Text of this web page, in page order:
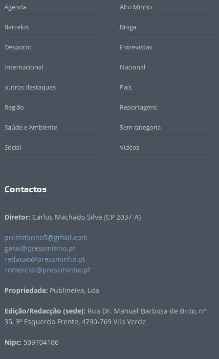
Agenda Alto Minho
Barcelos Braga
Desporto Entrevistas
Internacional Nacional
outros destaques País
Região Reportagens
Saúde e Ambiente Sem categoria
Social Vídeos
Contactos
Diretor: Carlos Machado Silva (CP 2037-A)
pressminho5@gmail.com
geral@pressminho.pt
redacao@pressminho.pt
comercial@pressminho.pt
Propriedade: Publineiva, Lda
Edição/Redacção (sede): Rua Dr. Manuel Barbosa de Brito, nº
35, 3º Esquerdo Frente, 4730-769 Vila Verde
Nipc: 509704166